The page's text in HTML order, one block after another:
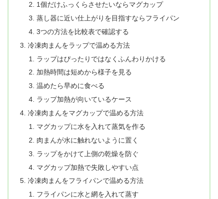
1個だけふっくらさせたいならマグカップ
蒸し器に近い仕上がりを目指すならフライパン
3つの方法を比較表で確認する
冷凍肉まんをラップで温める方法
ラップはぴったりではなくふんわりかける
加熱時間は短めから様子を見る
温めたら早めに食べる
ラップ加熱が向いているケース
冷凍肉まんをマグカップで温める方法
マグカップに水を入れて蒸気を作る
肉まんが水に触れないように置く
ラップをかけて上側の乾燥を防ぐ
マグカップ加熱で失敗しやすい点
冷凍肉まんをフライパンで温める方法
フライパンに水と網を入れて蒸す